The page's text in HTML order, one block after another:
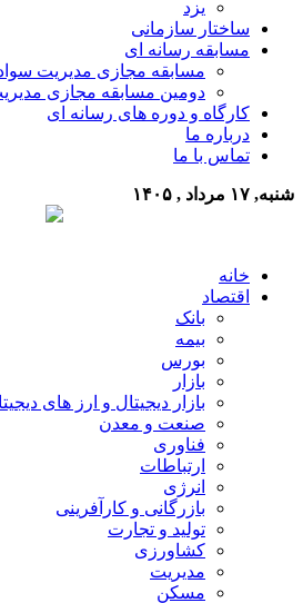
یزد
ساختار سازمانی
مسابقه رسانه ای
مسابقه مجازی مدیریت
دومین مسابقه مجازی
کارگاه و دوره های رسانه ای
درباره ما
تماس با ما
شنبه, ۱۷ مرداد , ۱۴۰۵
خانه
اقتصاد
بانک
بیمه
بورس
بازار
بازار دیجیتال و ارز های
صنعت و معدن
فناوری
ارتباطات
انرژی
بازرگانی و کارآفرینی
تولید و تجارت
کشاورزی
مدیریت
مسکن